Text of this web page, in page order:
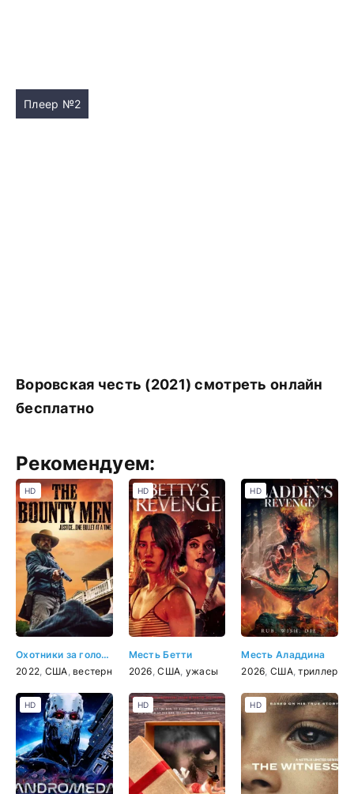
Плеер №2
Воровская честь (2021) смотреть онлайн
бесплатно
Рекомендуем:
Охотники за головами
2022 США вестерн
HD
Месть Бетти
2026 ,США ужасы
HD
Месть Аладдина
2026 США,триллер
HD
HD HD HD